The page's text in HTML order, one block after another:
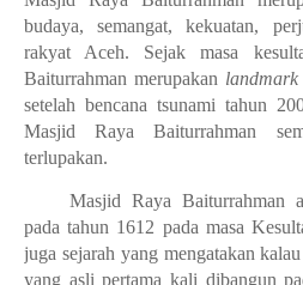
budaya, semangat, kekuatan,
rakyat Aceh. Sejak masa
Baiturrahman merupakan landmark
setelah bencana tsunami tahun
Masjid Raya Baiturrahman
terlupakan.
Masjid Raya Baiturrahman
pada tahun 1612 pada masa
juga sejarah yang mengatakan
yang asli pertama kali dibangun